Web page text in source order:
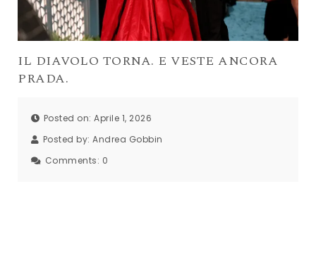
IL DIAVOLO TORNA. E VESTE ANCORA
PRADA.
Posted on: Aprile 1, 2026
Posted by: Andrea Gobbin
Comments: 0